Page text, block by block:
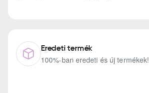
Eredeti termék
100%-ban eredeti és új termékek!